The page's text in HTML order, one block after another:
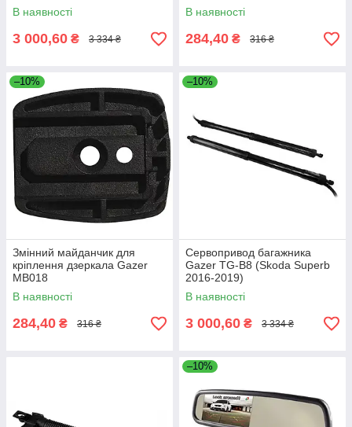
В наявності
3 000,60 ₴ 3 334 ₴
В наявності
284,40 ₴ 316 ₴
–10%
Змінний майданчик для
кріплення дзеркала Gazer
MB018
В наявності
284,40 ₴ 316 ₴
–10%
Сервопривод багажника
Gazer TG-B8 (Skoda Superb
2016-2019)
В наявності
3 000,60 ₴ 3 334 ₴
–10%